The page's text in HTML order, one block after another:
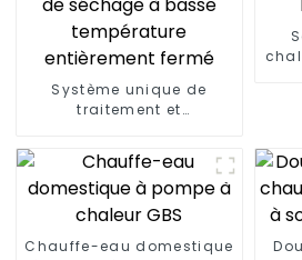
Système unique de
traitement et
température entièrement
fermé
Chauffe-eau domestique